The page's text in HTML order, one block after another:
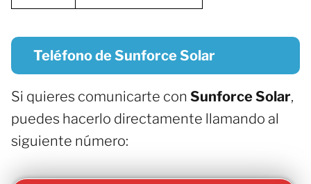
Teléfono de Sunforce Solar
Si quieres comunicarte con Sunforce Solar,
puedes hacerlo directamente llamando al
siguiente número: